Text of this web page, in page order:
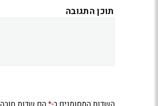
תוכן התגובה